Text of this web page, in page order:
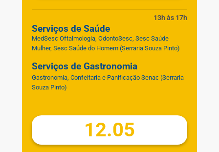
13h às 17h
Serviços de Saúde
MedSesc Oftalmologia, OdontoSesc, Sesc Saúde
Mulher, Sesc Saúde do Homem (Serraria Souza Pinto)
Serviços de Gastronomia
Gastronomia, Confeitaria e Panificação Senac (Serraria
Souza Pinto)
12.05